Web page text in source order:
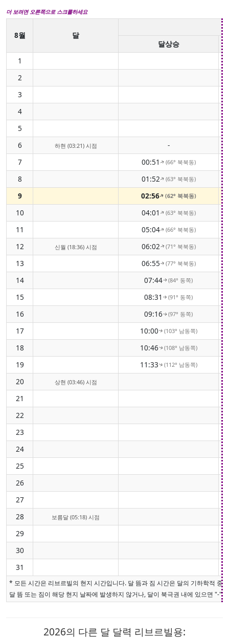
더 보려면 오른쪽으로 스크롤하세요
8월
달
달상승
1
2
3
4
5
6
하현 (03:21) 시점
-
7
00:51 ↑(66° 북북동)
8 01:52↑(63° 북북동)
9 02:56↑(62° 북북동)
10 04:01 ↑(63° 북북동)
11 05:04↑(66° 북북동)
12 신월 (18:36) 시점 06:02↑(71° 북북동)
13 06:55↑(77° 북북동)
14 07:44↑(84° 동쪽)
15 08:31 ↑(91° 동쪽)
16 09:16↑(97° 동쪽)
17 10:00↑(103° 남동쪽)
18 10:46↑(108° 남동쪽)
19 11:33↑(112° 남동쪽)
20 상현 (03:46) 시점
21
22
23
24
25
26
27
28
보름달 (05:18) 시점
29
30
31
* 모든 시간은 리브르빌의 현지 시간입니다. 달 뜸과 짐 시간은 달의 기하학적 중
달 뜸 또는 짐이 해당 현지 날짜에 발생하지 않거나, 달이 북극권 내에 있으면 "-"
2026의 다른 달 달력 리브르빌용: